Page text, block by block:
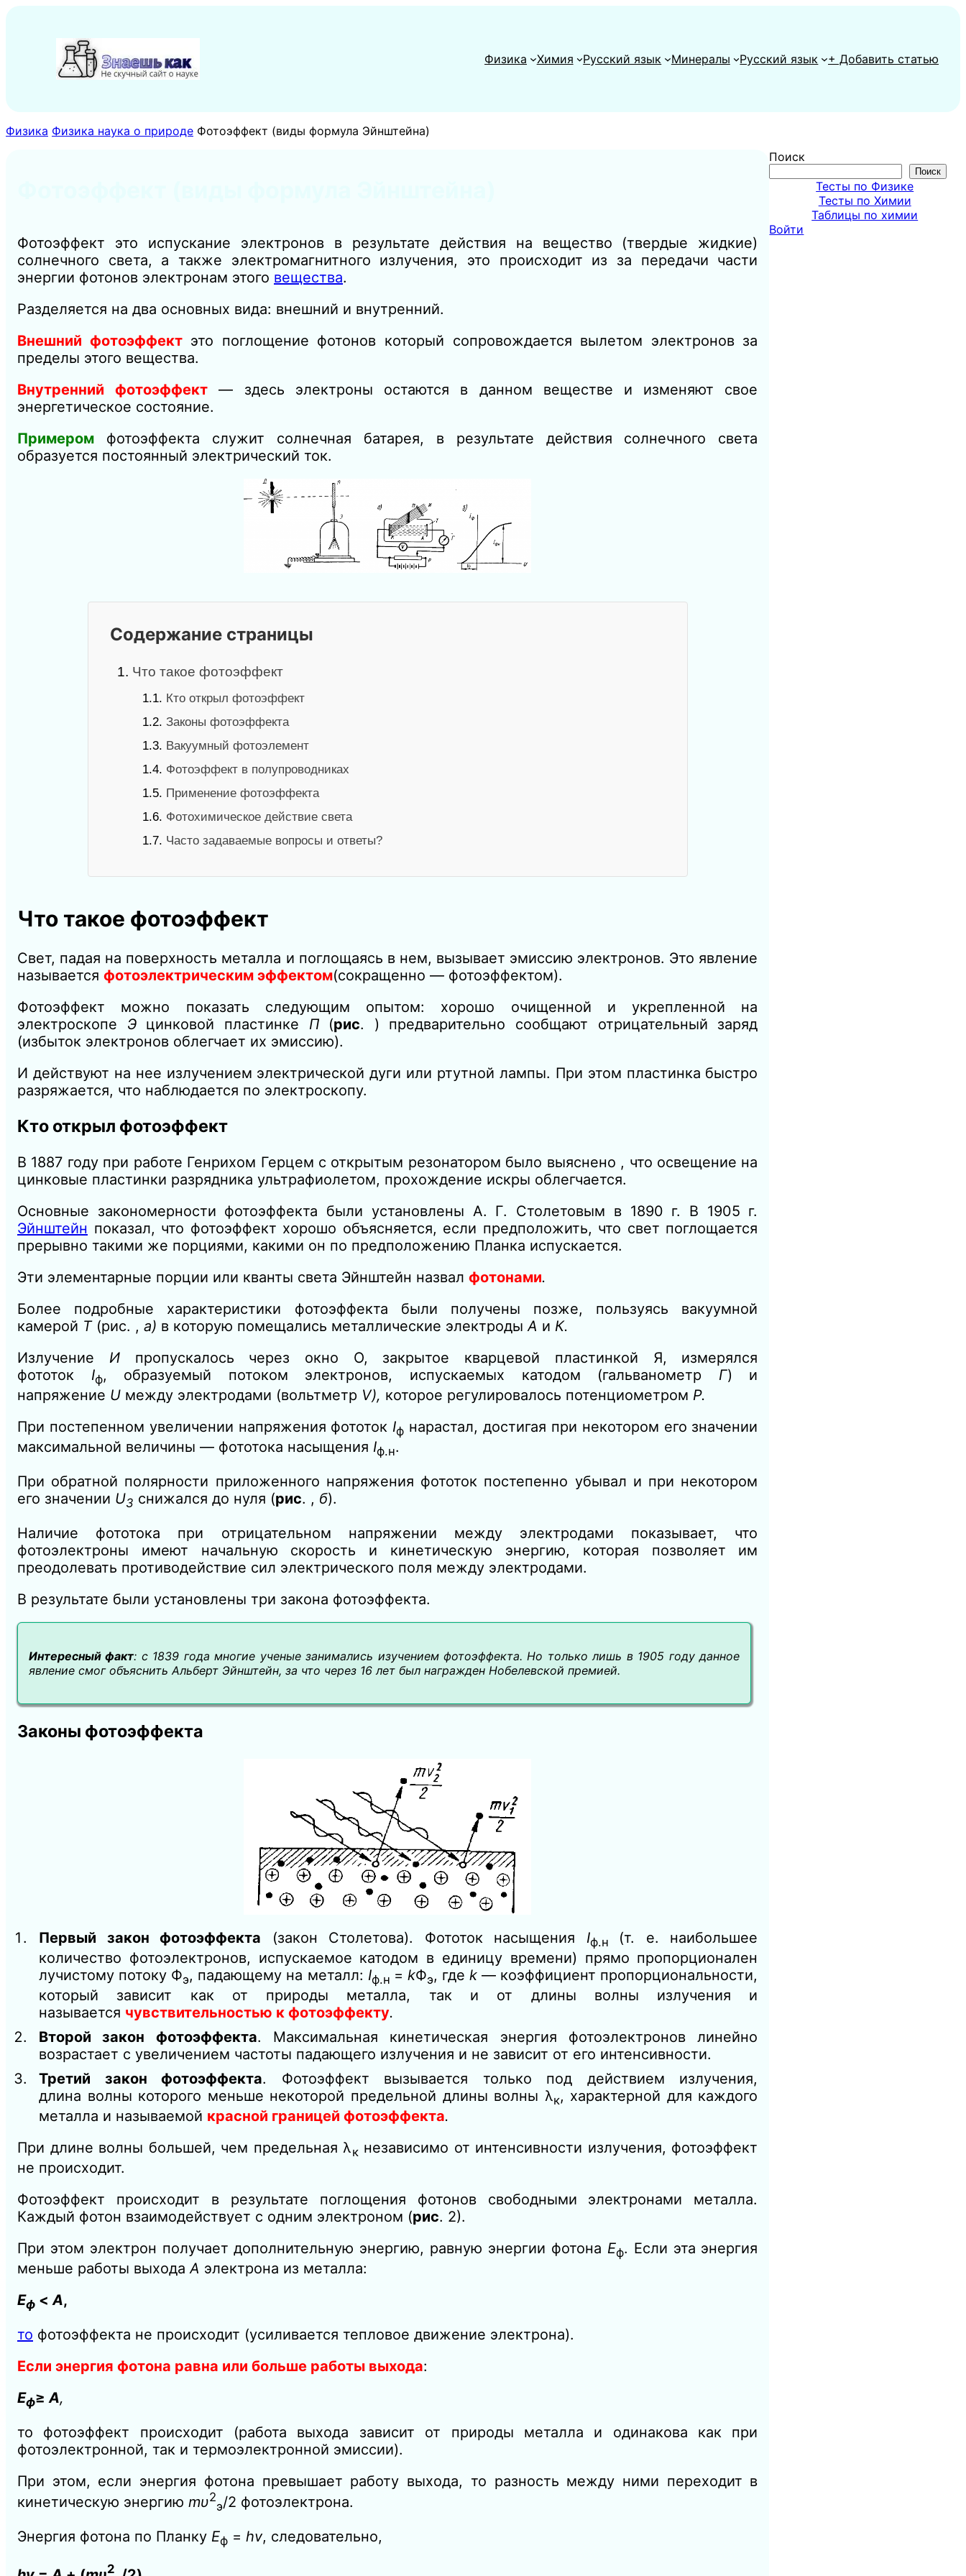
содержимому
Физика
Химия Русский язык Минералы Русский язык + Добавить статью
Физика Физика наука о природе Фотоэффект (виды формула Эйнштейна)
Фотоэффект это испускание электронов в результате действия на вещество (твердые жидкие)
солнечного света, а также электромагнитного излучения, это происходит из за передачи части
энергии фотонов электронам этого вещества.
Разделяется на два основных вида: внешний и внутренний.
Внешний фотоэффектэто поглощение фотонов который сопровождается вылетом электронов за
пределы этого вещества.
Внутренний
фотоэффект — здесь электроны остаются в данном веществе и изменяют свое
энергетическое состояние.
Примером фотоэффекта служит солнечная батарея, в результате действия солнечного света
образуется постоянный электрический ток.
Содержание страницы
1. Что такое фотоэффект
1.1. Кто открыл фотоэффект
1.2. Законы фотоэффекта
1.3. Вакуумный фотоэлемент
1.4. Фотоэффект в полупроводниках
1.5. Применение фотоэффекта
1.6. Фотохимическое действие света
1.7. Часто задаваемые вопросы и ответы?
Что такое фотоэффект
Свет, падая на поверхность металла и поглощаясь в нем, вызывает эмиссию электронов. Это явление
называется фотоэлектрическим эффектом(сокращенно — фотоэффектом).
Фотоэффект можно показать следующим опытом: хорошо очищенной и укрепленной на
электроскопе Э цинковой пластинке П (рис. ) предварительно сообщают отрицательный заряд
(избыток электронов облегчает их эмиссию).
И действуют на нее излучением электрической дуги или ртутной лампы. При этом пластинка быстро
разряжается, что наблюдается по электроскопу.
Кто открыл фотоэффект
В 1887 году при работе Генрихом Герцем с открытым резонатором было выяснено , что освещение на
цинковые пластинки разрядника ультрафиолетом, прохождение искры облегчается.
Основные закономерности фотоэффекта были установлены А. Г. Столетовым в 1890 г. В 1905 г.
Эйнштейн показал, что фотоэффект хорошо объясняется, если предположить, что свет поглощается
прерывно такими же порциями, какими он по предположению Планка испускается.
Эти элементарные порции или кванты света Эйнштейн назвал фотонами.
Более подробные характеристики фотоэффекта были получены позже, пользуясь вакуумной
камерой Т (рис. , а) в которую помещались металлические электроды А и К.
Излучение И пропускалось через окно О, закрытое кварцевой пластинкой Я, измерялся
фототок Iф, образуемый потоком электронов, испускаемых катодом (гальванометр Г)
и
напряжение U между электродами (вольтметр V), которое регулировалось потенциометром Р.
При постепенном увеличении напряжения фототок Iф нарастал, достигая при некотором его значении
максимальной величины — фототока насыщения Iф.н.
При обратной полярности приложенного напряжения фототок постепенно убывал и при некотором
его значении U3 снижался до нуля (рис. , б).
Наличие фототока при отрицательном напряжении между электродами показывает, что
фотоэлектроны имеют начальную скорость и кинетическую энергию, которая позволяет им
преодолевать противодействие сил электрического поля между электродами.
В результате были установлены три закона фотоэффекта.
Интересный факт: с 1839 года многие ученые занимались изучением фотоэффекта. Но только лишь в 1905 году данное
явление смог объяснить Альберт Эйнштейн, за что через 16 лет был награжден Нобелевской премией.
Законы фотоэффекта
Первый закон фотоэффекта (закон Столетова). Фототок насыщения Iф.н (т. е. наибольшее
количество фотоэлектронов, испускаемое катодом в единицу времени) прямо пропорционален
лучистому потоку Фэ, падающему на металл: Iф.н = kФэ, гдеk— коэффициент пропорциональности,
который зависит как от природы металла, так и от длины волны излучения и
называется чувствительностью к фотоэффекту.
Второй закон фотоэффекта. Максимальная кинетическая энергия фотоэлектронов линейно
возрастает с увеличением частоты падающего излучения и не зависит от его интенсивности.
Третий закон фотоэффекта. Фотоэффект вызывается только под действием излучения,
длина волны которого меньше некоторой предельной длины волны λк, характерной для каждого
металла и называемой красной границей фотоэффекта.
При длине волны большей, чем предельная λкнезависимо от интенсивности излучения, фотоэффект
не происходит.
Фотоэффект происходит в результате поглощения фотонов свободными электронами металла.
Каждый фотон взаимодействует с одним электроном (рис. 2).
При этом электрон получает дополнительную энергию, равную энергии фотона Еф. Если эта энергия
меньше работы выходаА электрона из металла:
Еф <А,
то фотоэффекта не происходит (усиливается тепловое движение электрона).
Если энергия фотона равна или больше работы выхода:
Еф≥ А,
то фотоэффект происходит (работа выхода зависит от природы металла и одинакова как при
фотоэлектронной, так и термоэлектронной эмиссии).
При этом, если энергия фотона превышает работу выхода, то разность между ними переходит в
кинетическую энергию mυ2
э/2 фотоэлектрона.
Энергия фотона по Планку Еф = hv, следовательно,
2
Поиск
Поиск
Тесты по Физике
Тесты по Химии
Таблицы по химии
Войти